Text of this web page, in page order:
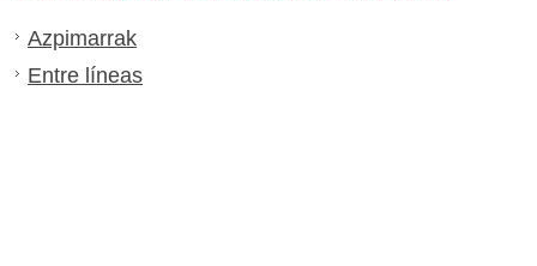
Azpimarrak
Entre líneas